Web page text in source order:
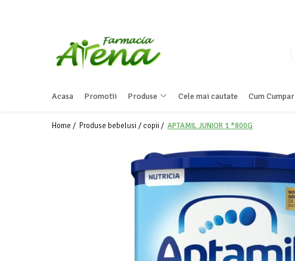
Acasa Promotii Produse Cele mai cautate Cum Cumpar
Home / Produse bebelusi / copii / APTAMIL JUNIOR 1 *800G